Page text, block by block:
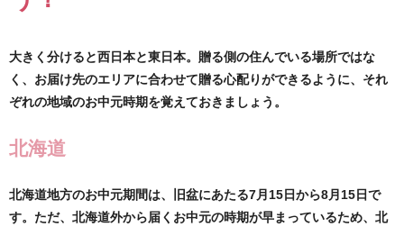
大きく分けると西日本と東日本。 贈る側の住んでいる場所ではな
く、お届け先のエリアに合わせて贈る心配りができるように、それ
ぞれの地域のお中元時期を覚えておきましょう。
北海道
北海道地方のお中元期間は、旧盆にあたる7月15日から8月15日で
す。ただ、北海道外から届くお中元の時期が早まっているため、北